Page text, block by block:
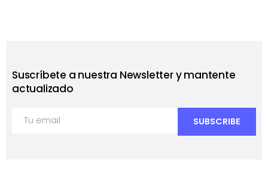
Suscríbete a nuestra Newsletter y mantente
actualizado